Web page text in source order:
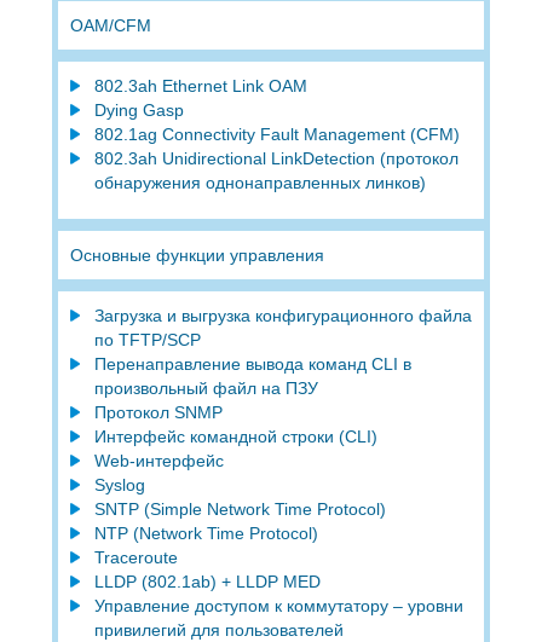
ОАМ/CFM
802.3ah Ethernet Link OAM
Dying Gasp
802.1ag Connectivity Fault Management (CFM)
802.3ah Unidirectional LinkDetection (протокол
обнаружения однонаправленных линков)
Основные функции управления
Загрузка и выгрузка конфигурационного файла
по TFTP/SCP
Перенаправление вывода команд CLI в
произвольный файл на ПЗУ
Протокол SNMP
Интерфейс командной строки (CLI)
Web-интерфейс
Syslog
SNTP (Simple Network Time Protocol)
NTP (Network Time Protocol)
Traceroute
LLDP (802.1ab) + LLDP MED
Управление доступом к коммутатору – уровни
привилегий для пользователей